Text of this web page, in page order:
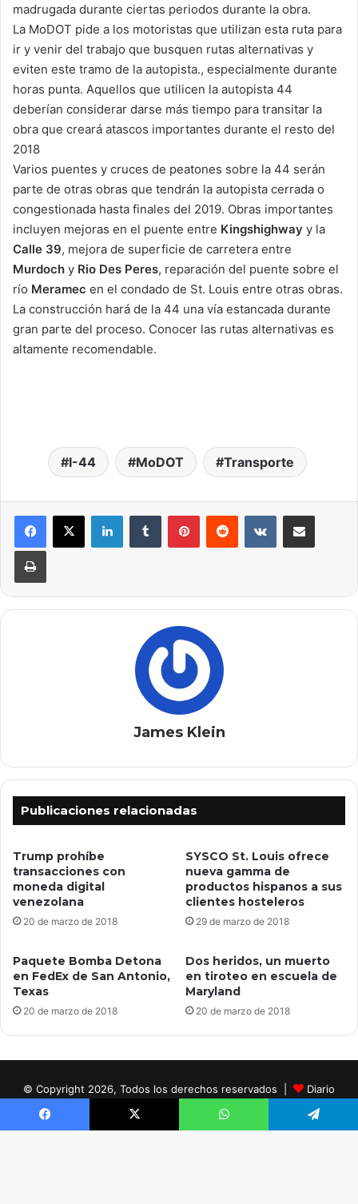
madrugada durante ciertas periodos durante la obra.
La MoDOT pide a los motoristas que utilizan esta ruta para
ir y venir del trabajo que busquen rutas alternativas y
eviten este tramo de la autopista., especialmente durante
horas punta. Aquellos que utilicen la autopista 44
deberían considerar darse más tiempo para transitar la
obra que creará atascos importantes durante el resto del
2018
Varios puentes y cruces de peatones sobre la 44 serán
parte de otras obras que tendrán la autopista cerrada o
congestionada hasta finales del 2019. Obras importantes
incluyen mejoras en el puente entre Kingshighway y la
Calle 39, mejora de superficie de carretera entre
Murdoch y Rio Des Peres, reparación del puente sobre el
río Meramec en el condado de St. Louis entre otras obras.
La construcción hará de la 44 una vía estancada durante
gran parte del proceso. Conocer las rutas alternativas es
altamente recomendable.
I-44 MoDOT Transporte
James Klein
Publicaciones relacionadas
Trump prohíbe
transacciones con
moneda digital
venezolana
20 de marzo de 2018
SYSCO St. Louis ofrece
nueva gamma de
productos hispanos a sus
clientes hosteleros
29 de marzo de 2018
Paquete Bomba Detona
en FedEx de San Antonio,
Texas
20 de marzo de 2018
Dos heridos, un muerto
en tiroteo en escuela de
Maryland
20 de marzo de 2018
© Copyright 2026, Todos los derechos reservados |
Diario
Digital Noticias Tema creado por InSpanish Media®
Facebook X WhatsApp Telegram